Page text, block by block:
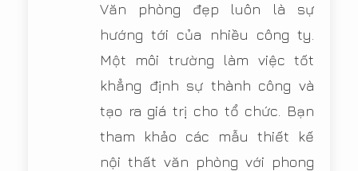
Văn phòng đẹp luôn là sự
hướng tới của nhiều công ty.
Một môi trường làm việc tốt
khẳng định sự thành công và
tạo ra giá trị cho tổ chức. Bạn
tham khảo các mẫu thiết kế
nội thất văn phòng với phong